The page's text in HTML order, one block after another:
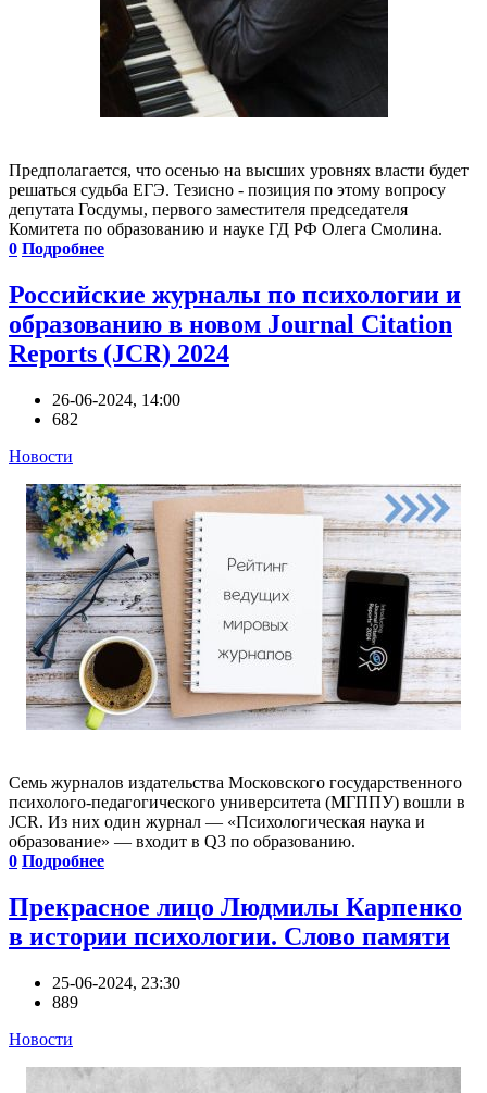
Предполагается, что осенью на высших уровнях власти будет
решаться судьба ЕГЭ. Тезисно - позиция по этому вопросу
депутата Госдумы, первого заместителя председателя
Комитета по образованию и науке ГД РФ Олега Смолина.
0 Подробнее
Российские журналы по психологии и
образованию в новом Journal Citation
Reports (JCR) 2024
26-06-2024, 14:00
682
Новости
Семь журналов издательства Московского государственного
психолого-педагогического университета (МГППУ) вошли в
JCR. Из них один журнал — «Психологическая наука и
образование» — входит в Q3 по образованию.
0 Подробнее
Прекрасное лицо Людмилы Карпенко
в истории психологии. Слово памяти
25-06-2024, 23:30
889
Новости